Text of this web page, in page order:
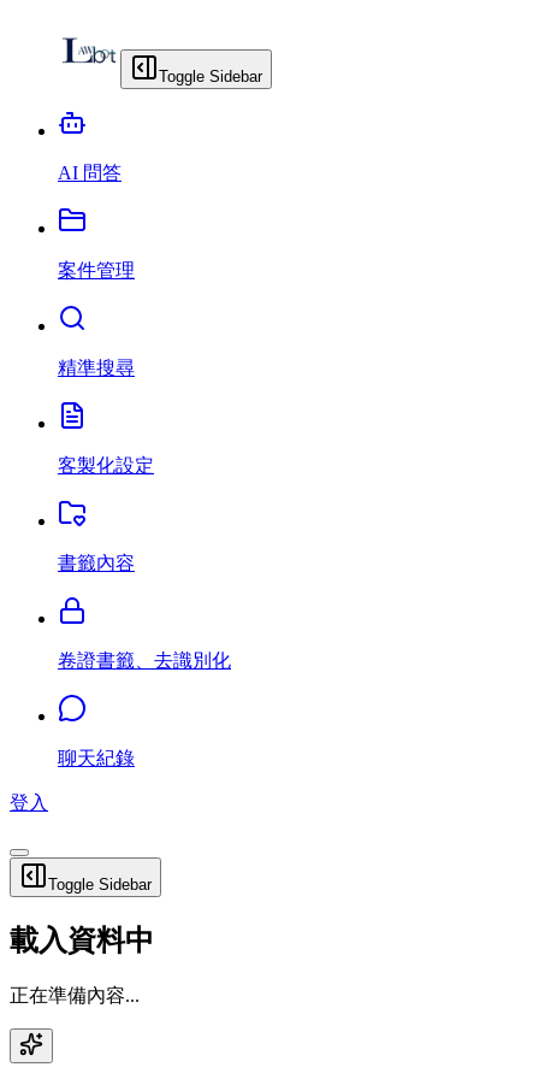
Toggle Sidebar
AI 問答
案件管理
精準搜尋
客製化設定
書籤內容
卷證書籤、去識別化
聊天紀錄
登入
Toggle Sidebar
載入資料中
正在準備內容...